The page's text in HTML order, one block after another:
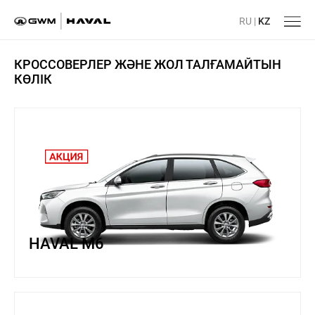
RU | KZ
КРОССОВЕРЛЕР ЖӘНЕ ЖОЛ ТАЛҒАМАЙТЫН
КӨЛІК
HAVAL M6